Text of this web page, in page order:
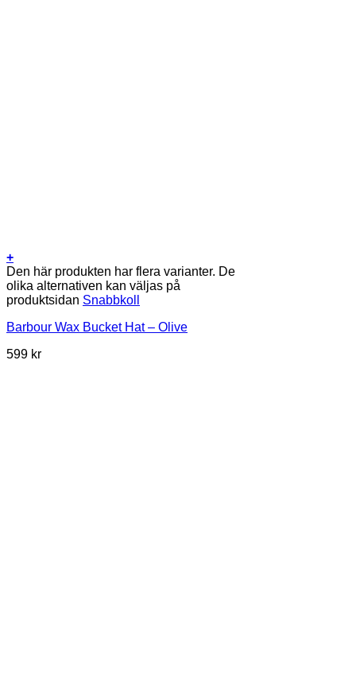
+
Den här produkten har flera varianter. De
olika alternativen kan väljas på
produktsidan Snabbkoll
Barbour Wax Bucket Hat – Olive
599 kr